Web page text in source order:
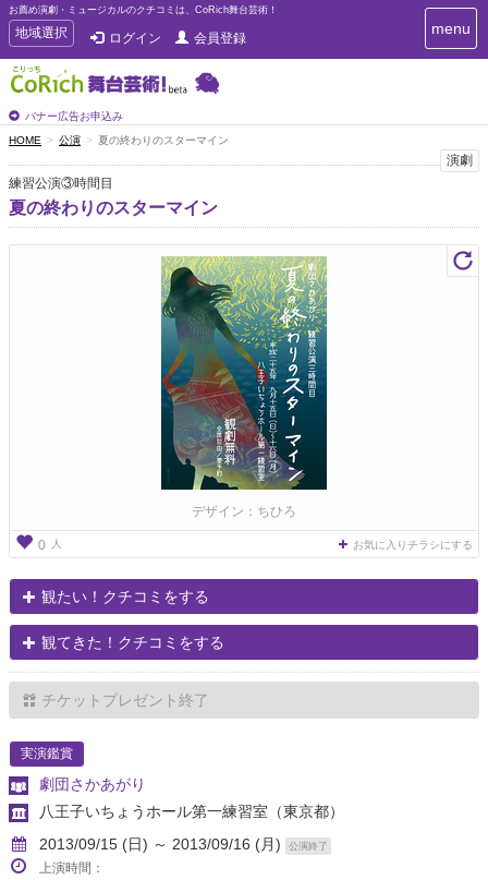
お薦め演劇・ミュージカルのクチコミは、CoRich舞台芸術！
T
o
g
g
e
n
a
v
i
g
地域選択 ログイン 会員登録
バナー広告お申込み
T
o
i
g
menu
HOME 公演 夏の終わりのスターマイン
演劇
練習公演③時間目
夏の終わりのスターマイン
デザイン：ちひろ
0 人 お気に入りチラシにする
観たい！クチコミをする
観てきた！クチコミをする
チケットプレゼント終了
実演鑑賞
劇団さかあがり
八王子いちょうホール第一練習室 （東京都）
2013/09/15 (日) ～ 2013/09/16 (月)
公演終了
上演時間：